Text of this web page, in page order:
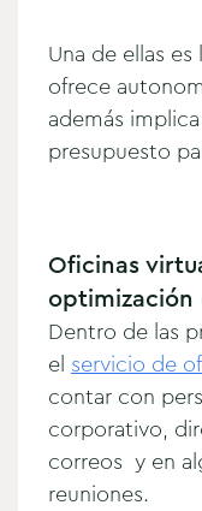
Una de ellas
ofrece
además
presupuesto
Oficinas
optimización
Dentro de las
el servicio de
contar con
corporativo,
correos y en
reuniones.